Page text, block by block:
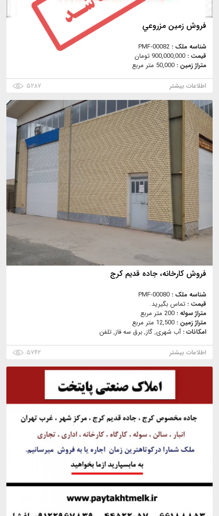
فروش زمين مزروعي
شناسه ملک : PMF-00082
قیمت : 900,000,000 تومان
متراژ زمین : 50,000 متر مربع
اطلاعات بیشتر
۵۲۸۷
فروش كارخانه، جاده قديم كرج
شناسه ملک : PMF-00080
قیمت : تماس بگیرید.
متراژ سوله : 200 متر مربع
متراژ زمین : 12,500 متر مربع
امکانات :آب شهری, گاز, برق سه فاز, تلفن
اطلاعات بیشتر
۵۷۴۲